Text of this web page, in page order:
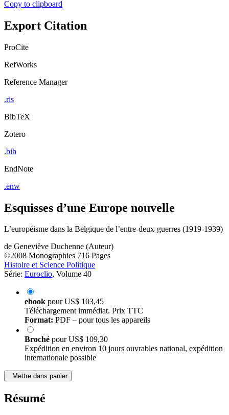
Copy to clipboard
Export Citation
ProCite
RefWorks
Reference Manager
.ris
BibTeX
Zotero
.bib
EndNote
.enw
Esquisses d’une Europe nouvelle
L’européisme dans la Belgique de l’entre-deux-guerres (1919-1939)
de Geneviève Duchenne (Auteur)
©2008 Monographies 716 Pages
Histoire et Science Politique
Série: Euroclio, Volume 40
ebook pourUS$ 103,45
Téléchargement immédiat. Prix TTC
Format: PDF – pour tous les appareils
Broché pourUS$ 109,30
Expédition en environ 10 jours ouvrables national, expédition
internationale possible
Mettre dans panier
Résumé